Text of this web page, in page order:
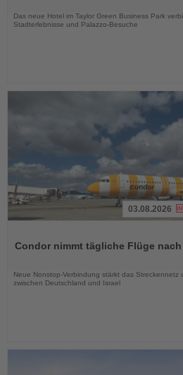
Das neue Hotel im Taylor Green Business Park
Stadterlebnisse und Palazzo-Besuche
die
03.08.2026
Condor nimmt tägliche Flüge nach
Neue Nonstop-Verbindung stärkt das Streckennetz
zwischen Deutschland und Israel